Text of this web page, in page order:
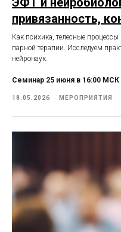
привязанность,
Как психика, телесные
парной терапии. Исследуем
нейронаук.
Семинар 25 июня в 16:00 МСК
18.05.2026 МЕРОПРИЯТИЯ